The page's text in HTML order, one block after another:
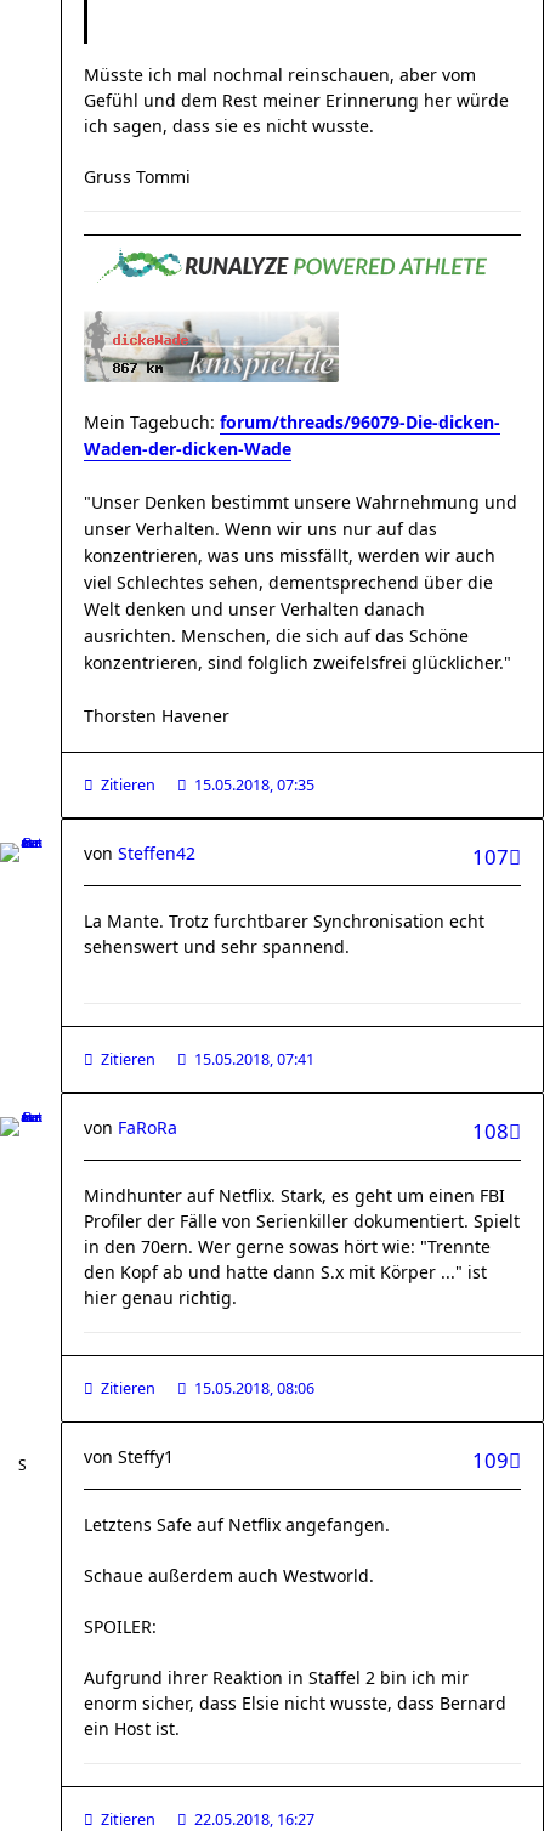
Müsste ich mal nochmal reinschauen, aber vom
Gefühl und dem Rest meiner Erinnerung her würde
ich sagen, dass sie es nicht wusste.
Gruss Tommi
Mein Tagebuch: forum/threads/96079-Die-dicken-
Waden-der-dicken-Wade
"Unser Denken bestimmt unsere Wahrnehmung und
unser Verhalten. Wenn wir uns nur auf das
konzentrieren, was uns missfällt, werden wir auch
viel Schlechtes sehen, dementsprechend über die
Welt denken und unser Verhalten danach
ausrichten. Menschen, die sich auf das Schöne
konzentrieren, sind folglich zweifelsfrei glücklicher."
Thorsten Havener
Zitieren 15.05.2018, 07:35
107
von Steffen42
La Mante. Trotz furchtbarer Synchronisation echt
sehenswert und sehr spannend.
Zitieren 15.05.2018, 07:41
108
von FaRoRa
Mindhunter auf Netflix. Stark, es geht um einen FBI
Profiler der Fälle von Serienkiller dokumentiert. Spielt
in den 70ern. Wer gerne sowas hört wie: "Trennte
den Kopf ab und hatte dann S.x mit Körper ..." ist
hier genau richtig.
Zitieren 15.05.2018, 08:06
109
von Steffy1
Letztens Safe auf Netflix angefangen.
Schaue außerdem auch Westworld.
SPOILER:
Aufgrund ihrer Reaktion in Staffel 2 bin ich mir
enorm sicher, dass Elsie nicht wusste, dass Bernard
ein Host ist.
Zitieren 22.05.2018, 16:27